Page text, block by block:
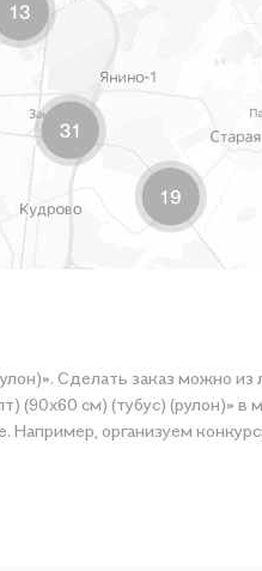
Сделать заказ можно из
см) (тубус) (рулон)» в